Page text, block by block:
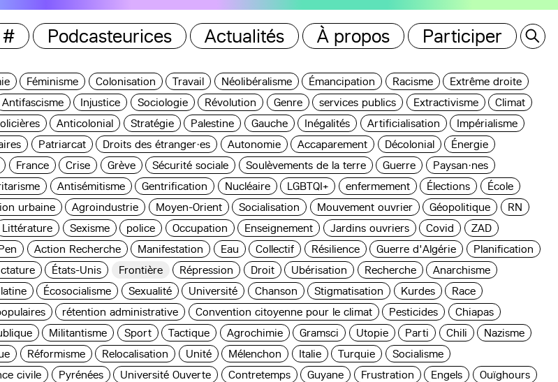
# Podcasteurices Actualités À propos Participer
Féminisme Colonisation Travail Néolibéralisme Émancipation Racisme
Extrême droite
Antifascisme Injustice Sociologie Révolution Genre services publics Extractivisme
Climat
Anticolonial Stratégie Palestine Gauche Inégalités Artificialisation
Impérialisme
Patriarcat Droits des étranger·es Autonomie Accaparement Décolonial
Énergie
France Crise Grève Sécurité sociale Soulèvements de la terre Guerre
Paysan·nes
Antisémitisme Gentrification Nucléaire LGBTQI+ enfermement Élections
École
urbaine Agroindustrie Moyen-Orient Socialisation Mouvement ouvrier Géopolitique
RN
Littérature Sexisme police Occupation Enseignement Jardins ouvriers Covid
ZAD
Action Recherche Manifestation Eau Collectif Résilience Guerre d'Algérie
Planification
États-Unis Frontière Répression Droit Ubérisation Recherche
Anarchisme
Écosocialisme Sexualité Université Chanson Stigmatisation Kurdes
Race
rétention administrative Convention citoyenne pour le climat Pesticides
Chiapas
Militantisme Sport Tactique Agrochimie Gramsci Utopie Parti Chili
Nazisme
Réformisme Relocalisation Unité Mélenchon Italie Turquie
Socialisme
civile Pyrénées Université Ouverte Contretemps Guyane Frustration Engels
Ouïghours